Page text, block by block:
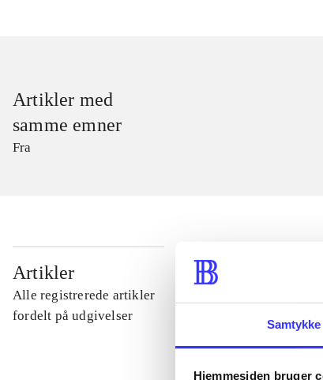
Samtykke
Hjemmesiden bruger
Artikler med
samme emner
Fra
Artikler
Alle registrerede artikler
fordelt på udgivelser